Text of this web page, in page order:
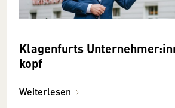
Klagenfurts
kopf
Weiterlesen